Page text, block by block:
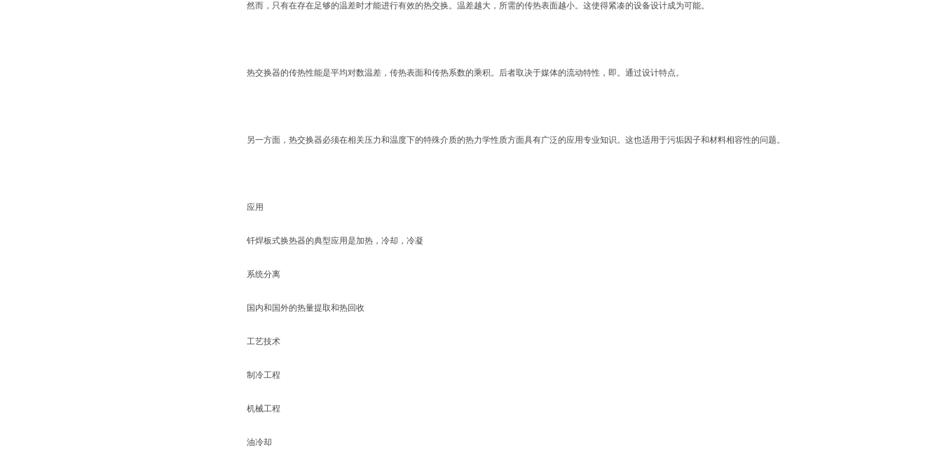
然而，只有在存在足够的温差时才能进行有效的热交换。温差越大，所需的传热表面越小。这使得紧凑的设备设计成为可能。
热交换器的传热性能是平均对数温差，传热表面和传热系数的乘积。后者取决于媒体的流动特性，即。通过设计特点。
另一方面，热交换器必须在相关压力和温度下的特殊介质的热力学性质方面具有广泛的应用专业知识。这也适用于污垢因子和材料相容性的问题。
应用
钎焊板式换热器的典型应用是加热，冷却，冷凝
系统分离
国内和国外的热量提取和热回收
工艺技术
制冷工程
机械工程
油冷却